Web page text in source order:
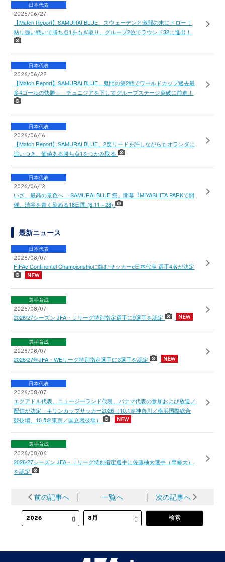
日本代表
2026/06/27
【Match Report】SAMURAI BLUE、スウェーデンと激闘の末にドロー！
粘り強い戦いで勝ち点1をもぎ取り、グループ2位でラウンド32に進出！
日本代表
2026/06/22
【Match Report】SAMURAI BLUE、鬼門の第2戦でワールドカップ過去最
多4ゴールの快勝！ チュニジアを下してグループステージ突破に前進！
日本代表
2026/06/16
【Match Report】SAMURAI BLUE、2度リードを許しながらもオランダに
追いつき、価値ある勝ち点1をつかみ取る
日本代表
2026/06/12
いざ、最高の景色へ 「SAMURAI BLUE 祭」開幕︕MIYASHITA PARKで開
催、渋谷を青く染める18日間 (6.11～28)
最新ニュース
日本代表
2026/08/07
FIFAe Continental Championshipに臨むサッカーe日本代表 選手4名が決定
選手育成
2026/08/07
2026/27シーズン JFA・Ｊリーグ特別指定選手に9選手を認定
選手育成
2026/08/07
2026/27年JFA・WEリーグ特別指定選手に3選手を認定
日本代表
2026/08/07
エクアドル代表、ニュージーランド代表、パナマ代表の参加および放送／
配信が決定 キリンカップサッカー2026（10.1＠神奈川／横浜国際総合
競技場、10.5＠東京／国立競技場）
選手育成
2026/08/06
2026/27シーズン JFA・Ｊリーグ特別指定選手に佐藤柚太選手（専修大）
を認定
前の記事へ │ 一覧へ │ 次の記事へ